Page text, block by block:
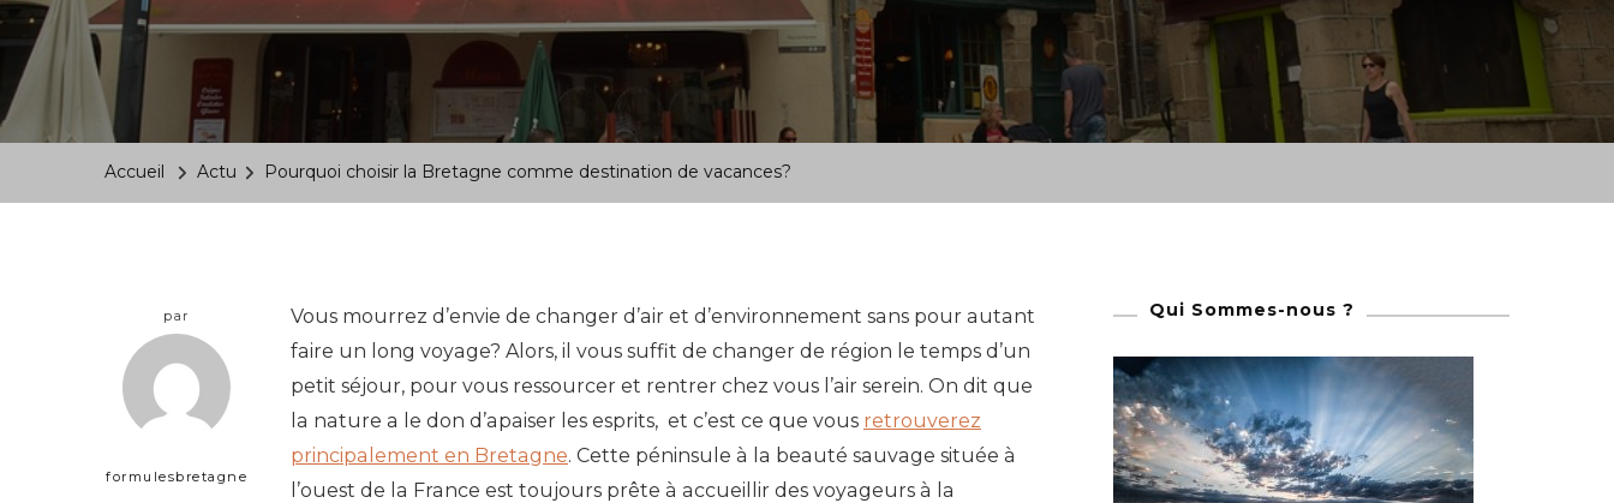
Accueil Actu Pourquoi choisir la Bretagne comme destination de vacances?
par
formulesbretagne
Vous mourrez d’envie de changer d’air et d’environnement sans pour autant
faire un long voyage? Alors, il vous suffit de changer de région le temps d’un
petit séjour, pour vous ressourcer et rentrer chez vous l’air serein. On dit que
la nature a le don d’apaiser les esprits, et c’est ce que vous retrouverez
principalement en Bretagne. Cette péninsule à la beauté sauvage située à
l’ouest de la France est toujours prête à accueillir des voyageurs à la
Qui Sommes-nous ?